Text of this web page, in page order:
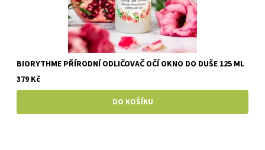
BIORYTHME PŘÍRODNÍ ODLIČOVAČ OČÍ OKNO DO DUŠE 125 ML
379 Kč